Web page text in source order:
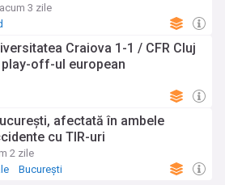
acum 3 zile
Craiova 1-1 / CFR Cluj
off-ul european
afectată în ambele
cu TIR-uri
2 zile
București